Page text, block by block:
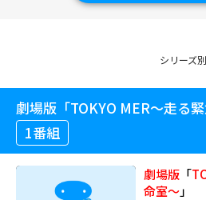
シリーズ
劇場版「TOKYO MER～走る緊
1番組
劇場版 「
命室～」